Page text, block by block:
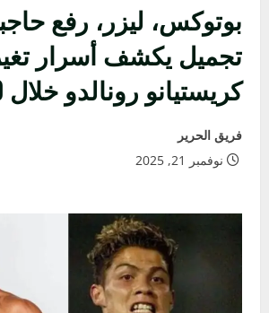
بوتوكس، ليزر، رفع
تجميل يكشف أسرار
كريستيانو رونالدو خلال 20 عاما
فريق الحرير
نوفمبر 21, 2025